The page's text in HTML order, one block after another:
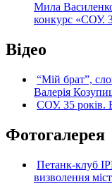
Мила
конкурс «СОУ.
Відео
“Мій брат”,
Валерія
СОУ. 35 років.
Фотогалерея
Петанк-клуб
визволення